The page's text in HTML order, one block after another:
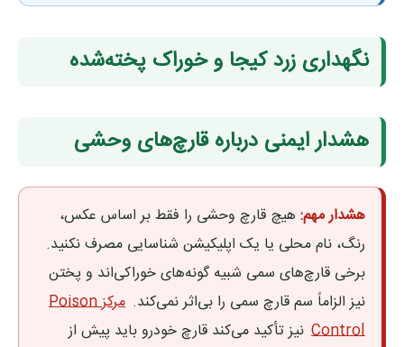
نگهداری زرد کیجا و خوراک پخته‌شده
هشدار ایمنی درباره قارچ‌های وحشی
هشدار مهم: هیچ قارچ وحشی را فقط بر اساس عکس،
رنگ، نام محلی یا یک اپلیکیشن شناسایی مصرف نکنید.
برخی قارچ‌های سمی شبیه گونه‌های خوراکی‌اند و پختن
نیز الزاماً سم قارچ سمی را بی‌اثر نمی‌کند.
مرکز Poison
Control نیز تأکید می‌کند قارچ خودرو باید پیش از